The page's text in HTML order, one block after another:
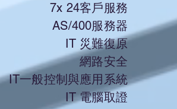
7x 24客戶服務
AS/400服務器
IT 災難復原
網路安全
IT一般控制與應用系統
IT 電腦取證